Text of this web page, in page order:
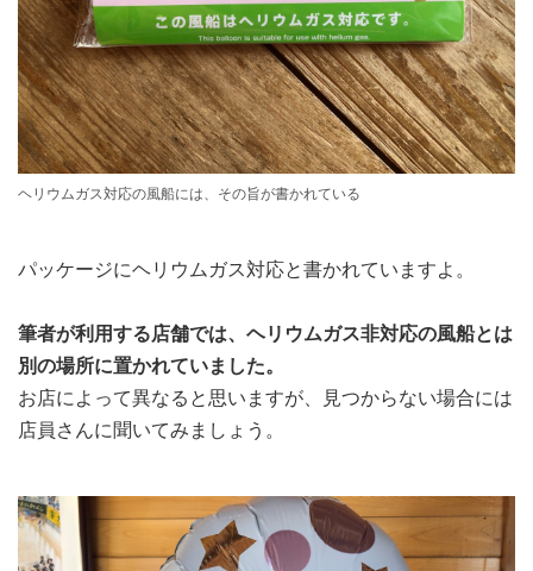
ヘリウムガス対応の風船には、その旨が書かれている
パッケージにヘリウムガス対応と書かれていますよ。
筆者が利用する店舗では、ヘリウムガス非対応の風船とは
別の場所に置かれていました。
お店によって異なると思いますが、見つからない場合には
店員さんに聞いてみましょう。